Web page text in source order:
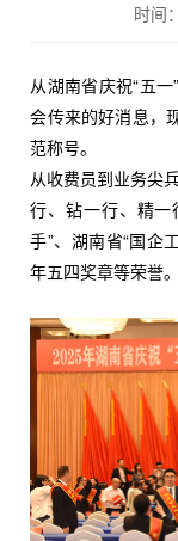
时间
从湖南省庆祝“五
会传来的好消息，
范称号。
从收费员到业务尖
行、钻一行、精一
手”、湖南省“国企
年五四奖章等荣誉。